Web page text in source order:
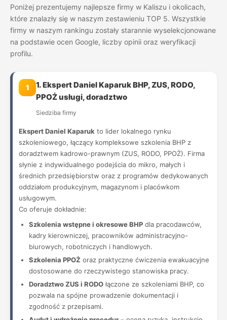
Poniżej prezentujemy najlepsze firmy w Kaliszu i okolicach,
które znalazły się w naszym zestawieniu TOP 5. Wszystkie
firmy w naszym rankingu zostały starannie wyselekcjonowane
na podstawie ocen Google, liczby opinii oraz weryfikacji
profilu.
1
1. Ekspert Daniel Kaparuk BHP, ZUS, RODO,
PPOŻ usługi, doradztwo
Siedziba firmy
Ekspert Daniel Kaparuk to lider lokalnego rynku
szkoleniowego, łączący kompleksowe szkolenia BHP z
doradztwem kadrowo-prawnym (ZUS, RODO, PPOŻ). Firma
słynie z indywidualnego podejścia do mikro, małych i
średnich przedsiębiorstw oraz z programów dedykowanych
oddziałom produkcyjnym, magazynom i placówkom
usługowym.
Co oferuje dokładnie:
Szkolenia wstępne i okresowe BHP dla pracodawców,
kadry kierowniczej, pracowników administracyjno-
biurowych, robotniczych i handlowych.
Szkolenia PPOŻ oraz praktyczne ćwiczenia ewakuacyjne
dostosowane do rzeczywistego stanowiska pracy.
Doradztwo ZUS i RODO łączone ze szkoleniami BHP, co
pozwala na spójne prowadzenie dokumentacji i
zgodność z przepisami.